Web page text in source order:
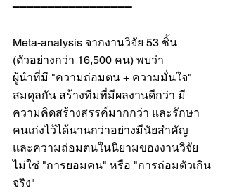
━━━━━━━━━━━━━━━━━
Meta-analysis จากงานวิจัย 53 ชิ้น
(ตัวอย่างกว่า 16,500 คน) พบว่า
ผู้นำที่มี "ความถ่อมตน + ความมั่นใจ"
สมดุลกัน สร้างทีมที่มีผลงานดีกว่า มี
ความคิดสร้างสรรค์มากกว่า และรักษา
คนเก่งไว้ได้นานกว่าอย่างมีนัยสำคัญ
และความถ่อมตนในนิยามของงานวิจัย
ไม่ใช่ "การยอมคน" หรือ "การถ่อมตัวเกิน
จริง"